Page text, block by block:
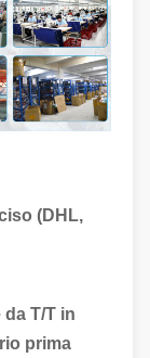
(DHL,
T/T in
prima